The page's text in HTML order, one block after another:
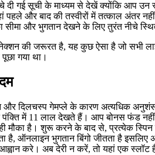
दी गई सूची के माध्यम से देखें क्योंकि आप
और बाद की तस्वीरों में तत्काल अंतर
सीमा और भुगतान देखने के लिए तुरंत नीचे
की जरूरत है, यह कुछ ऐसा है जो सभी
गया था।
दिलचस्प गेमप्ले के कारण अत्यधिक
में 11 लाल देखते हैं। आप बोनस फंड
मौका है। शुरू करने के बाद से, प्रत्येक
है, ऑनलाइन भुगतान बिंगो जीतता है
करे। अब देरी न करें, तो यहां एक